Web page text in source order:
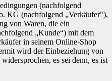
(nachfolgend
KG (nachfolgend „Verkäufer"),
von Waren, die ein
„Kunde“) mit dem
in seinem Online-Shop
wird der Einbeziehung von
es sei denn, es ist